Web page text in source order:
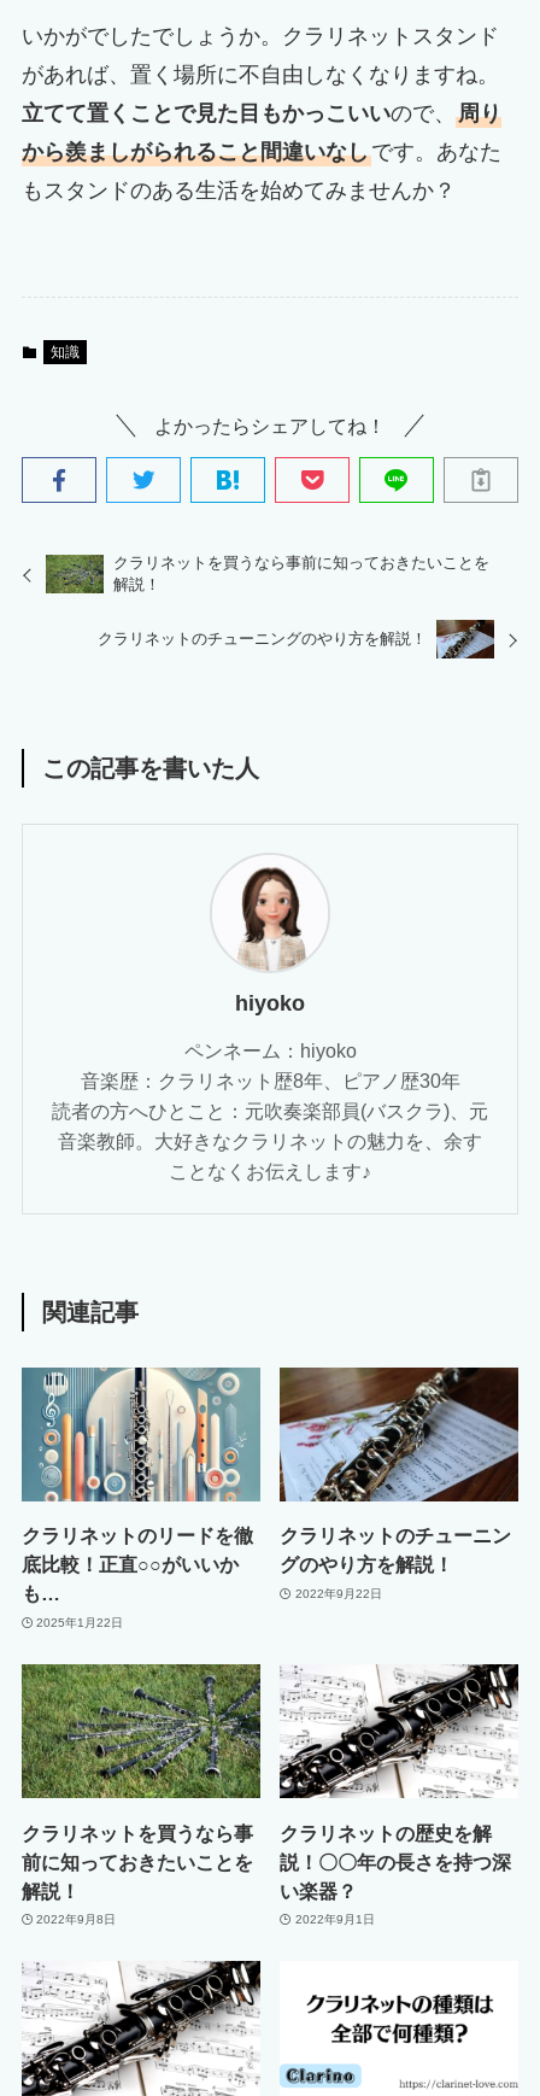
いかがでしたでしょうか。クラリネットスタンド
があれば、置く場所に不自由しなくなりますね。
立てて置くことで見た目もかっこいいので、 周り
から羨ましがられること間違いなしです。あなた
もスタンドのある生活を始めてみませんか？
知識
よかったらシェアしてね！
クラリネットを買うなら事前に知っておきたいことを
解説！
クラリネットのチューニングのやり方を解説！
この記事を書いた人
hiyoko
ペンネーム：hiyoko
音楽歴：クラリネット歴8年、ピアノ歴30年
読者の方へひとこと：元吹奏楽部員(バスクラ)、元
音楽教師。大好きなクラリネットの魅力を、余す
ことなくお伝えします♪
関連記事
クラリネットのリードを徹
底比較！正直○○がいいか
も…
2025年1月22日
クラリネットのチューニン
グのやり方を解説！
2022年9月22日
クラリネットを買うなら事
前に知っておきたいことを
解説！
2022年9月8日
クラリネットの歴史を解
説！〇〇年の長さを持つ深
い楽器？
2022年9月1日